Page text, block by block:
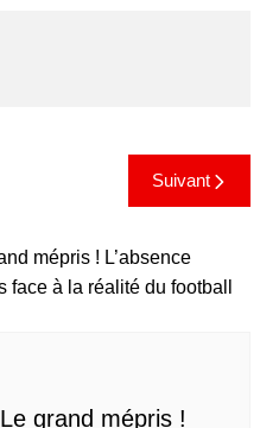
Suivant
grand mépris !